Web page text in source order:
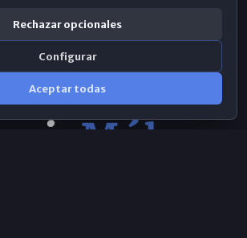
Rechazar opcionales
Configurar
Aceptar todas